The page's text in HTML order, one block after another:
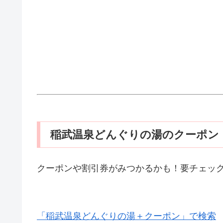
稲武温泉どんぐりの湯のクーポン
クーポンや割引券がみつかるかも！要チェッ
「稲武温泉どんぐりの湯＋クーポン」で検索